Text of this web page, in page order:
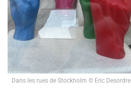
Dans les rues de Stockholm © Eric Desordre